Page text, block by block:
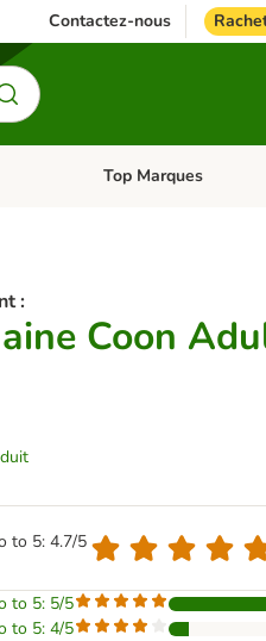
Contactez-nous
Oiseau
Dérouler les catégories:
Top Marques
:
Coon
to 5: 4.7/5
to 5: 5/5
to 5: 4/5